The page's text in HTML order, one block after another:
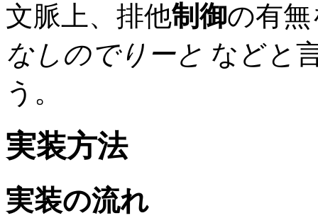
文脈上、排他制御の有
なしのでりーと などと
う。
実装方法
実装の流れ